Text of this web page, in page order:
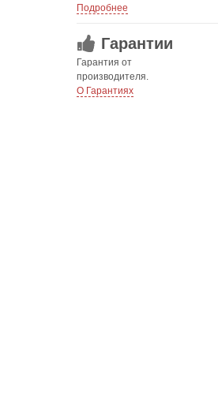
Подробнее
Гарантии
Гарантия от
производителя.
О Гарантиях